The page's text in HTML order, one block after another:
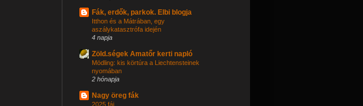
Fák, erdők, parkok. Elbi blogja
Itthon és a Mátrában, egy
aszálykatasztrófa idején
4 napja
Zöld.ségek Amatőr kerti napló
Mödling: kis körtúra a Liechtensteinek
nyomában
2 hónapja
Nagy öreg fák
2025 fái